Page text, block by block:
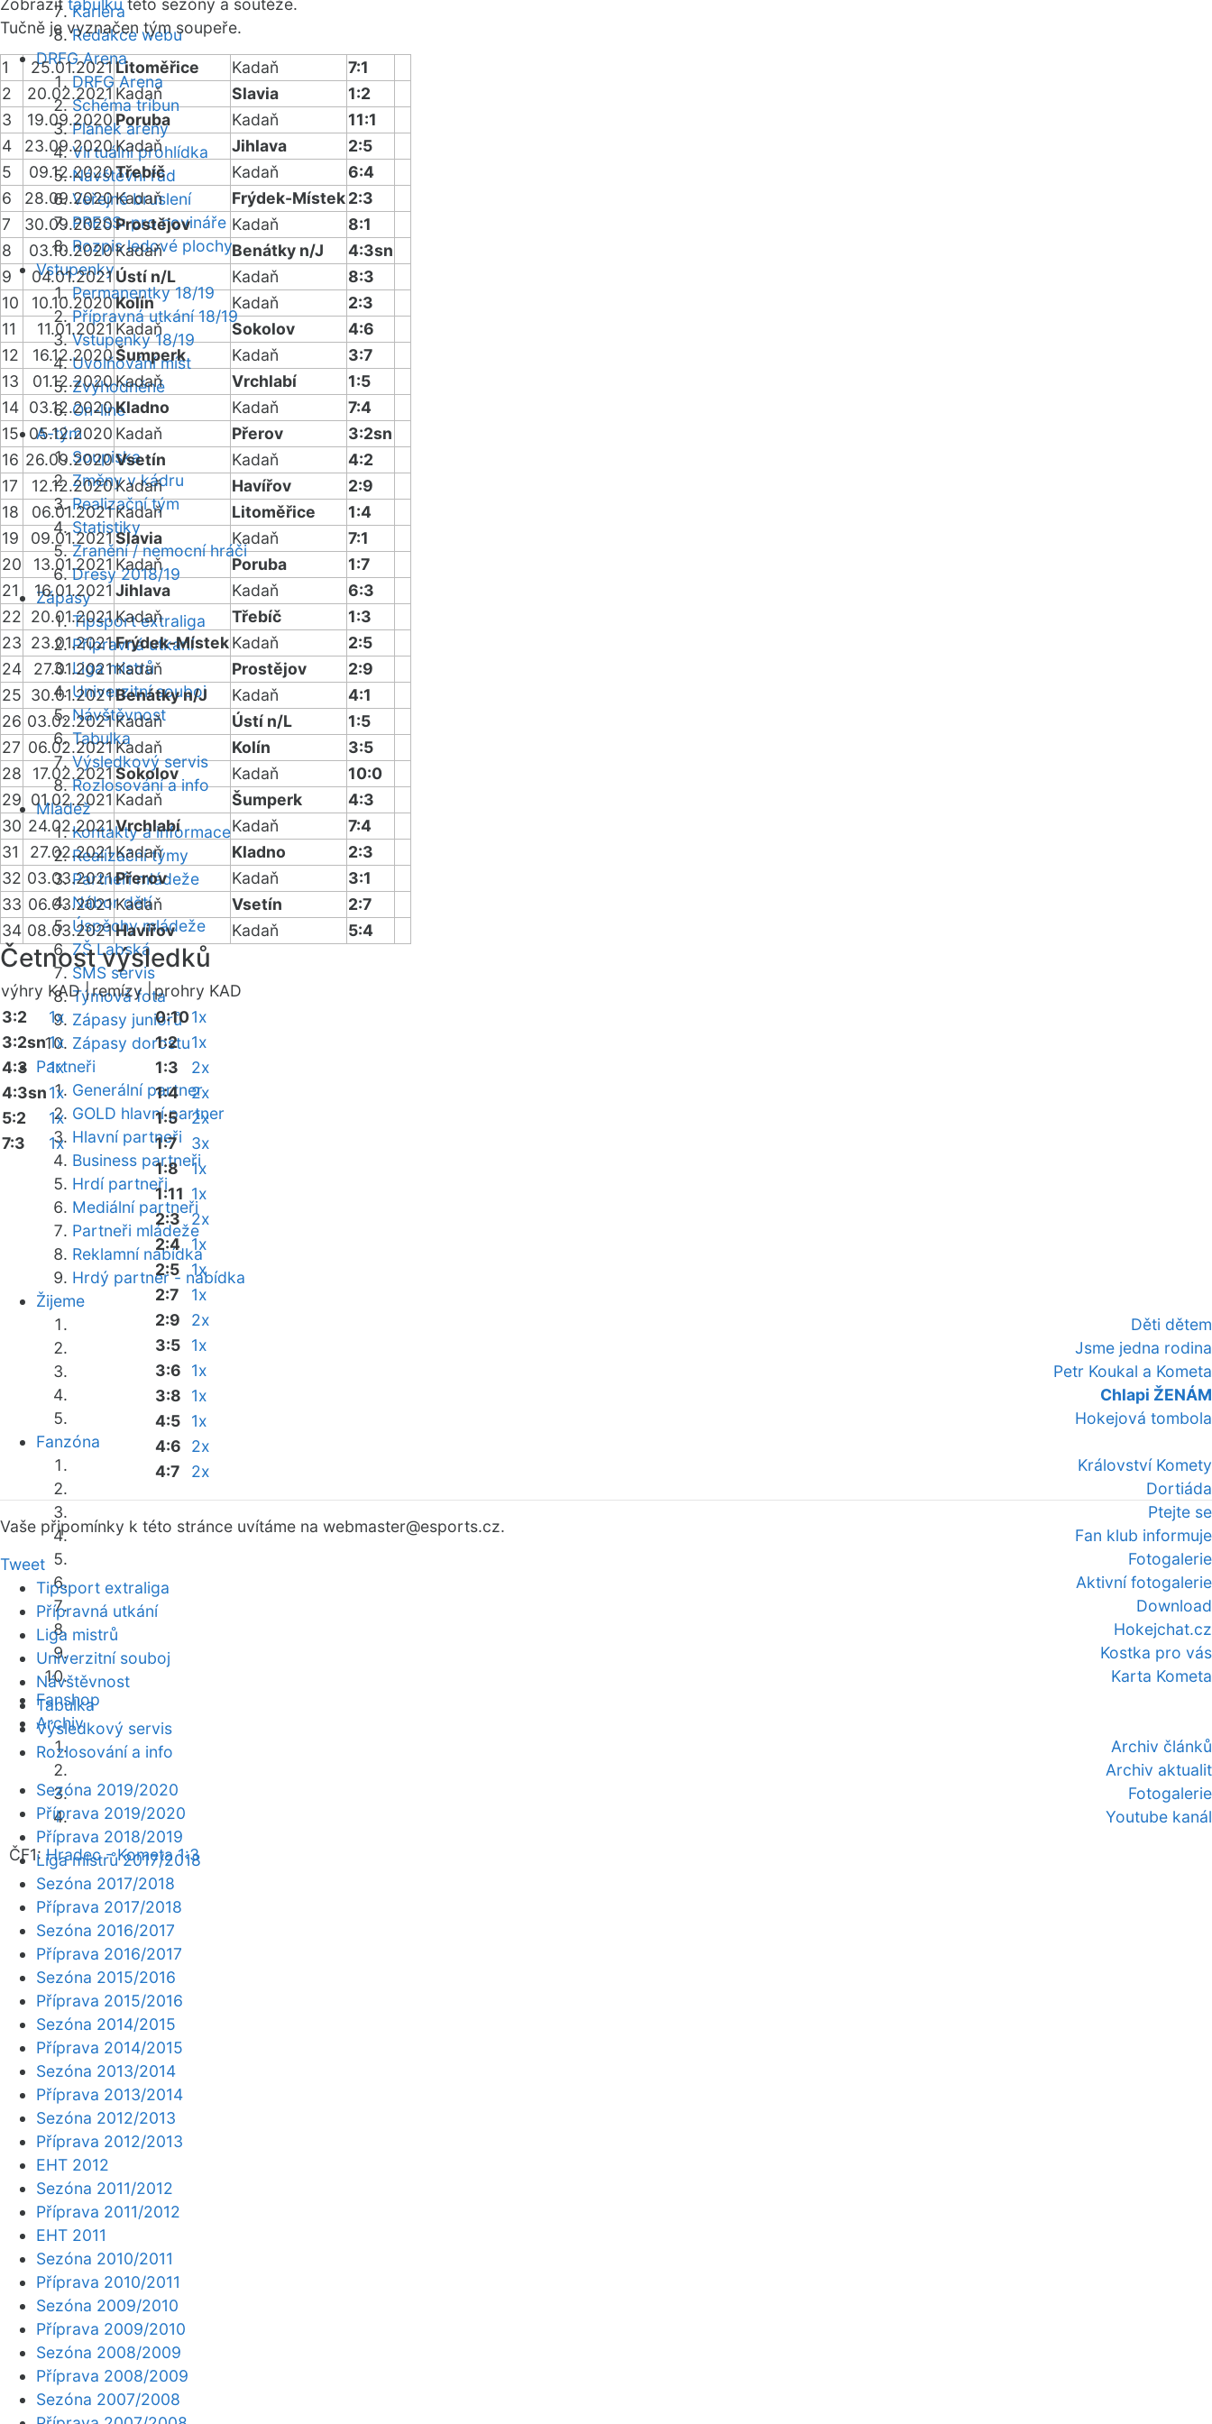
Kariéra
Redakce webu
DRFG Arena
DRFG Arena
Schéma tribun
Plánek areny
Virtuální prohlídka
Návštěvní řád
Veřejné bruslení
PRESS: pro novináře
Rozpis ledové plochy
Vstupenky
Permanentky 18/19
Přípravná utkání 18/19
Vstupenky 18/19
Uvolňování míst
Zvýhodněné
On-line
A-tým
Soupiska
Změny v kádru
Realizační tým
Statistiky
Zranění / nemocní hráči
Dresy 2018/19
Zápasy
Tipsport extraliga
Přípravná utkání
Liga mistrů
Univerzitní souboj
Návštěvnost
Tabulka
Výsledkový servis
Rozlosování a info
Mládež
Kontakty a informace
Realizační týmy
Partneři mládeže
Nábor dětí
Úspěchy mládeže
ZŠ Labská
SMS servis
Týmová fota
Zápasy juniorů
Zápasy dorostu
Partneři
Generální partner
GOLD hlavní partner
Hlavní partneři
Business partneři
Hrdí partneři
Mediální partneři
Partneři mládeže
Reklamní nabídka
Hrdý partner - nabídka
Žijeme
Děti dětem
Jsme jedna rodina
Petr Koukal a Kometa
Chlapi ŽENÁM
Hokejová tombola
Fanzóna
Království Komety
Dortiáda
Ptejte se
Fan klub informuje
Fotogalerie
Aktivní fotogalerie
Download
Hokejchat.cz
Kostka pro vás
Karta Kometa
Fanshop
Archiv
Archiv článků
Archiv aktualit
Fotogalerie
Youtube kanál
ČF1: Hradec - Kometa 1:3
Zobrazit tabulku této sezóny a soutěže.
Tučně je vyznačen tým soupeře.
1 25.01.2021Litoměřice Kadaň
7:1
2
20.02.2021 Kadaň Slavia
1:2
3
19.09.2020 Poruba Kadaň
11:1
4
23.09.2020Kadaň Jihlava
2:5
5
09.12.2020Třebíč Kadaň
6:4
6
28.09.2020Kadaň Frýdek-Místek2:3
7
30.09.2020Prostějov Kadaň
8:1
8
03.10.2020Kadaň Benátky n/J
4:3sn
9
04.01.2021Ústí n/L Kadaň
8:3
10
10.10.2020Kolín Kadaň
2:3
11
11.01.2021Kadaň Sokolov
4:6
12
16.12.2020Šumperk Kadaň
3:7
13
01.12.2020Kadaň Vrchlabí
1:5
14 03.12.2020Kladno Kadaň
7:4
15
05.12.2020 Kadaň Přerov
3:2sn
16 26.09.2020Vsetín Kadaň
4:2
17
12.12.2020Kadaň Havířov
2:9
18
06.01.2021Kadaň Litoměřice
1:4
19
09.01.2021Slavia Kadaň
7:1
20
13.01.2021 Kadaň Poruba
1:7
21
16.01.2021 Jihlava Kadaň
6:3
22 20.01.2021Kadaň Třebíč
1:3
23 23.01.2021Frýdek-MístekKadaň
2:5
24
27.01.2021Kadaň Prostějov
2:9
25 30.01.2021Benátky n/J Kadaň
4:1
26 03.02.2021Kadaň Ústí n/L
1:5
27 06.02.2021 Kadaň Kolín
3:5
28
17.02.2021 Sokolov Kadaň
10:0
29 01.02.2021 Kadaň Šumperk
4:3
30 24.02.2021Vrchlabí Kadaň
7:4
31
27.02.2021Kadaň Kladno
2:3
32 03.03.2021Přerov Kadaň
3:1
33 06.03.2021Kadaň Vsetín
2:7
34 08.03.2021Havířov Kadaň 5:4
Četnost výsledků
výhry KAD |remízy |prohry KAD
3:2
1x
3:2sn1x
4:3
1x
4:3sn1x
5:2
1x
7:3
1x
0:101x
1:2
1x
1:3
2x
1:4
2x
1:5
2x
1:7
3x
1:8
1x
1:11 1x
2:3
2x
2:4
1x
2:5
1x
2:7
1x
2:9
2x
3:5
1x
3:6
1x
3:8
1x
4:5
1x
4:6
2x
4:7
2x
Vaše připomínky k této stránce uvítáme na webmaster@esports.cz.
Tweet
Tipsport extraliga
Přípravná utkání
Liga mistrů
Univerzitní souboj
Návštěvnost
Tabulka
Výsledkový servis
Rozlosování a info
Sezóna 2019/2020
Příprava 2019/2020
Příprava 2018/2019
Liga mistrů 2017/2018
Sezóna 2017/2018
Příprava 2017/2018
Sezóna 2016/2017
Příprava 2016/2017
Sezóna 2015/2016
Příprava 2015/2016
Sezóna 2014/2015
Příprava 2014/2015
Sezóna 2013/2014
Příprava 2013/2014
Sezóna 2012/2013
Příprava 2012/2013
EHT 2012
Sezóna 2011/2012
Příprava 2011/2012
EHT 2011
Sezóna 2010/2011
Příprava 2010/2011
Sezóna 2009/2010
Příprava 2009/2010
Sezóna 2008/2009
Příprava 2008/2009
Sezóna 2007/2008